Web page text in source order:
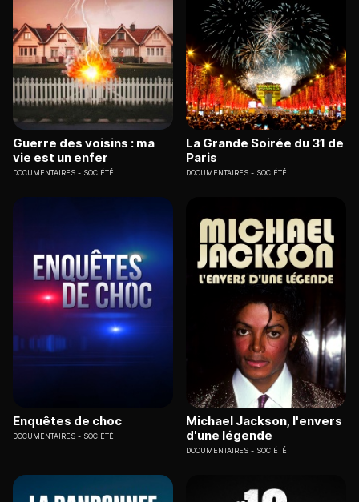
Guerre des voisins : ma
vie est un enfer
DOCUMENTAIRES SOCIÉTÉ
La Grande Soirée du 31 de
Paris
DOCUMENTAIRES SOCIÉTÉ
Enquêtes de choc
DOCUMENTAIRES SOCIÉTÉ
Michael Jackson, l'envers
d'une légende
DOCUMENTAIRES SOCIÉTÉ